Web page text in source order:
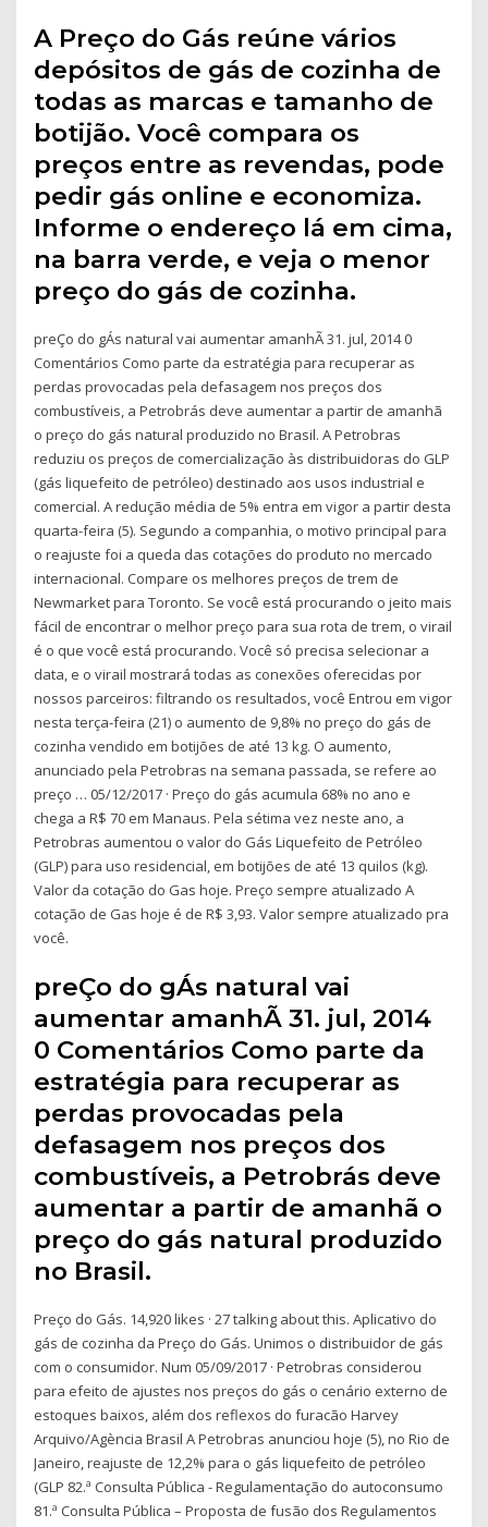
A Preço do Gás reúne vários
depósitos de gás de cozinha de
todas as marcas e tamanho de
botijão. Você compara os
preços entre as revendas, pode
pedir gás online e economiza.
Informe o endereço lá em cima,
na barra verde, e veja o menor
preço do gás de cozinha.
preÇo do gÁs natural vai aumentar amanhÃ 31. jul, 2014 0
Comentários Como parte da estratégia para recuperar as
perdas provocadas pela defasagem nos preços dos
combustíveis, a Petrobrás deve aumentar a partir de amanhã
o preço do gás natural produzido no Brasil. A Petrobras
reduziu os preços de comercialização às distribuidoras do GLP
(gás liquefeito de petróleo) destinado aos usos industrial e
comercial. A redução média de 5% entra em vigor a partir desta
quarta-feira (5). Segundo a companhia, o motivo principal para
o reajuste foi a queda das cotações do produto no mercado
internacional. Compare os melhores preços de trem de
Newmarket para Toronto. Se você está procurando o jeito mais
fácil de encontrar o melhor preço para sua rota de trem, o virail
é o que você está procurando. Você só precisa selecionar a
data, e o virail mostrará todas as conexões oferecidas por
nossos parceiros: filtrando os resultados, você Entrou em vigor
nesta terça-feira (21) o aumento de 9,8% no preço do gás de
cozinha vendido em botijões de até 13 kg. O aumento,
anunciado pela Petrobras na semana passada, se refere ao
preço … 05/12/2017 · Preço do gás acumula 68% no ano e
chega a R$ 70 em Manaus. Pela sétima vez neste ano, a
Petrobras aumentou o valor do Gás Liquefeito de Petróleo
(GLP) para uso residencial, em botijões de até 13 quilos (kg).
Valor da cotação do Gas hoje. Preço sempre atualizado A
cotação de Gas hoje é de R$ 3,93. Valor sempre atualizado pra
você.
preÇo do gÁs natural vai
aumentar amanhÃ 31. jul, 2014
0 Comentários Como parte da
estratégia para recuperar as
perdas provocadas pela
defasagem nos preços dos
combustíveis, a Petrobrás deve
aumentar a partir de amanhã o
preço do gás natural produzido
no Brasil.
Preço do Gás. 14,920 likes · 27 talking about this. Aplicativo do
gás de cozinha da Preço do Gás. Unimos o distribuidor de gás
com o consumidor. Num 05/09/2017 · Petrobras considerou
para efeito de ajustes nos preços do gás o cenário externo de
estoques baixos, além dos reflexos do furacão Harvey
Arquivo/Agència Brasil A Petrobras anunciou hoje (5), no Rio de
Janeiro, reajuste de 12,2% para o gás liquefeito de petróleo
(GLP 82.ª Consulta Pública - Regulamentação do autoconsumo
81.ª Consulta Pública – Proposta de fusão dos Regulamentos